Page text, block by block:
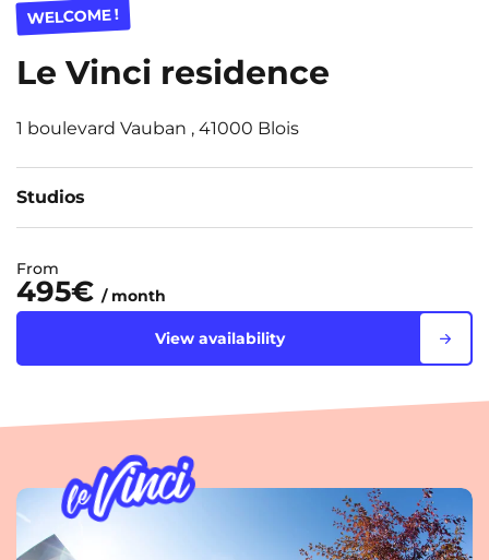
WELCOME !
Le Vinci residence
1 boulevard Vauban , 41000 Blois
Studios
From
495€ / month
View availability